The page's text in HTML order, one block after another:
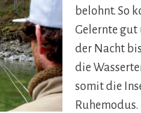
belohnt. So
Gelernte gut
der Nacht
die
somit die